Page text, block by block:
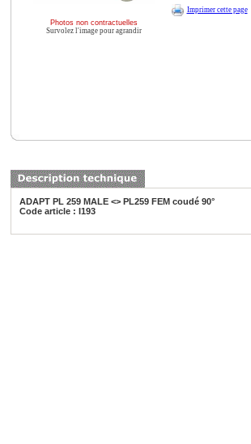
Photos non contractuelles
Survolez l'image pour agrandir
Imprimer cette page
ADAPT PL 259 MALE <> PL259 FEM coudé 90°
Code article : I193